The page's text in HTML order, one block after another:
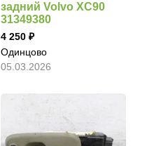
задний Volvo XC90
31349380
4 250
Одинцово
05.03.2026